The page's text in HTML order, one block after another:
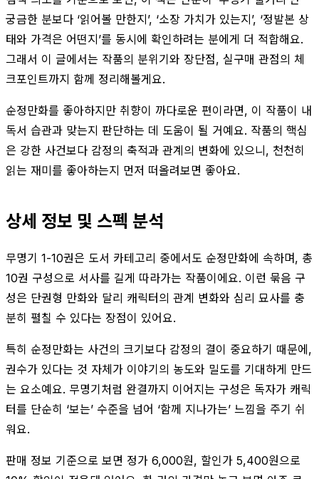
궁금한 분보다 ‘읽어볼 만한지’, ‘소장 가치가 있는지’, ‘정발본 상
태와 가격은 어떤지’를 동시에 확인하려는 분에게 더 적합해요.
그래서 이 글에서는 작품의 분위기와 장단점, 실구매 관점의 체
크포인트까지 함께 정리해볼게요.
순정만화를 좋아하지만 취향이 까다로운 편이라면, 이 작품이 내
독서 습관과 맞는지 판단하는 데 도움이 될 거예요. 작품의 핵심
은 강한 사건보다 감정의 축적과 관계의 변화에 있으니, 천천히
읽는 재미를 좋아하는지 먼저 떠올려보면 좋아요.
상세 정보 및 스펙 분석
무명기 1-10권은 도서 카테고리 중에서도 순정만화에 속하며, 총
10권 구성으로 서사를 길게 따라가는 작품이에요. 이런 묶음 구
성은 단권형 만화와 달리 캐릭터의 관계 변화와 심리 묘사를 충
분히 펼칠 수 있다는 장점이 있어요.
특히 순정만화는 사건의 크기보다 감정의 결이 중요하기 때문에,
권수가 있다는 것 자체가 이야기의 농도와 밀도를 기대하게 만드
는 요소예요. 무명기처럼 완결까지 이어지는 구성은 독자가 캐릭
터를 단순히 ‘보는’ 수준을 넘어 ‘함께 지나가는’ 느낌을 주기 쉬
워요.
판매 정보 기준으로 보면 정가 6,000원, 할인가 5,400원으로